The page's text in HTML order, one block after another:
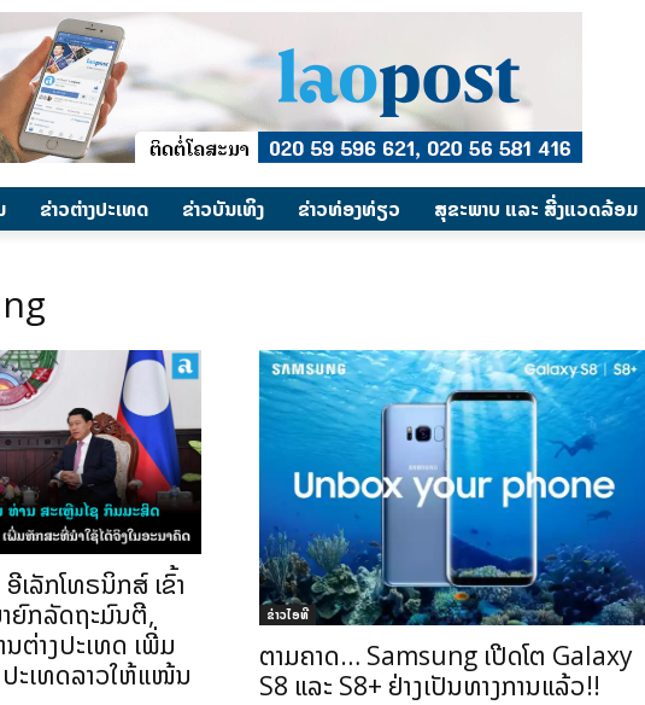
ຂ່າວຕ່າງປະເທດ ​ຂ່າວບັນເທິງ ​ຂ່າວທ່ອງທ່ຽວ ສຸຂະພາບ ແລະ ສີ່ງແວດລ້ອມ
ເລັກໂທຣນິກສ໌ ເຂົ້າ
ຍົກລັດຖະມົນຕີ,
ຕ່າງປະເທດ ເພີ່ມ
ະເທດລາວໃຫ້ແໜ້ນ
ຂ່າວ​ໄອ​ທີ
ຕາມຄາດ… Samsung ເປີດໂຕ Galaxy
S8 ແລະ S8+ ຢ່າງເປັນທາງການແລ້ວ!!